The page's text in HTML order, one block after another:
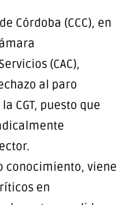
Córdoba (CCC), en
(CAC),
al paro
CGT, puesto que
conocimiento, viene
en